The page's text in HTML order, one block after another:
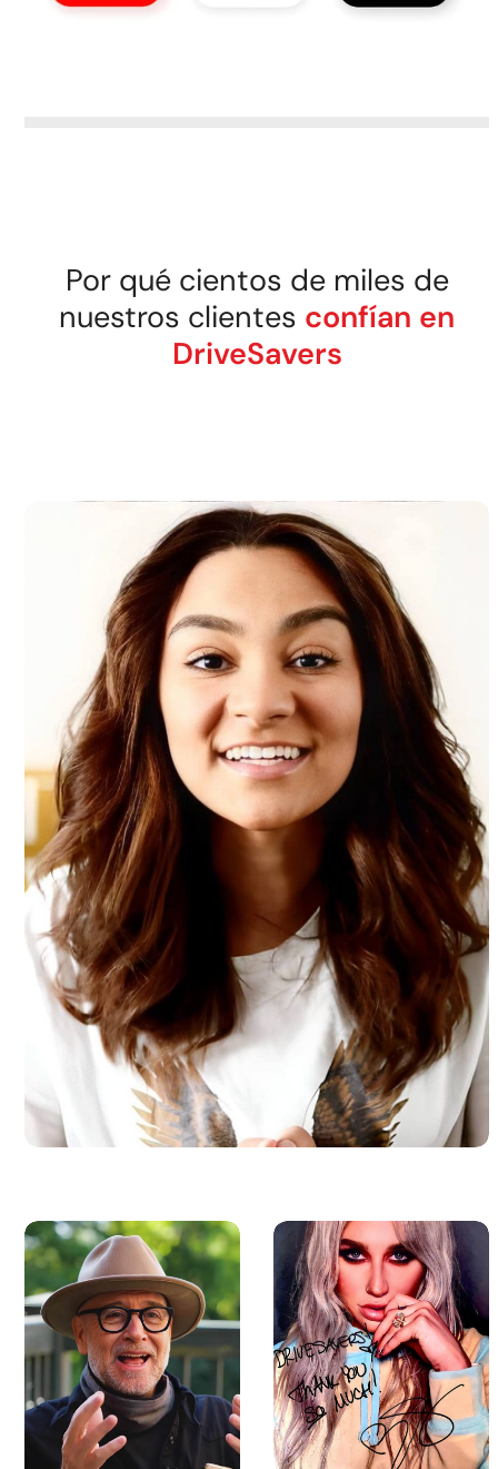
Por qué cientos de miles de
nuestros clientes confían en
DriveSavers